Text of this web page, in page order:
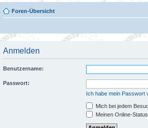
Foren-Übersicht
Anmelden
Benutzername:
Passwort:
Ich habe mein Passwort
Mich bei jedem
Meinen Online-